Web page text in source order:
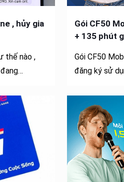
, hủy gia
thế nào ,
Gói CF50
+ 135 phút
Gói CF50
đăng ký sử